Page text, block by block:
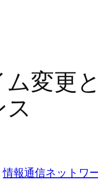
変更
情報通信ネットワ